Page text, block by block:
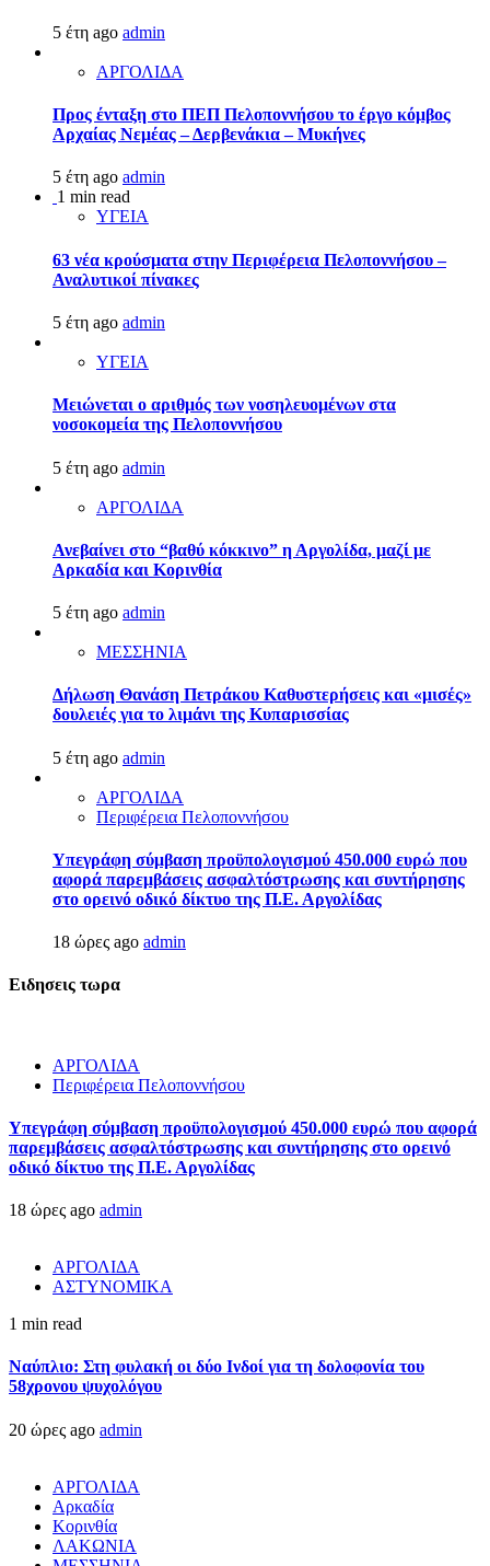
5 έτη ago admin
ΑΡΓΟΛΙΔΑ
Προς ένταξη στο ΠΕΠ Πελοποννήσου το έργο κόμβος
Αρχαίας Νεμέας – Δερβενάκια – Μυκήνες
5 έτη ago admin
1 min read
ΥΓΕΙΑ
63 νέα κρούσματα στην Περιφέρεια Πελοποννήσου –
Αναλυτικοί πίνακες
5 έτη ago admin
ΥΓΕΙΑ
Μειώνεται ο αριθμός των νοσηλευομένων στα
νοσοκομεία της Πελοποννήσου
5 έτη ago admin
ΑΡΓΟΛΙΔΑ
Ανεβαίνει στο “βαθύ κόκκινο” η Αργολίδα, μαζί με
Αρκαδία και Κορινθία
5 έτη ago admin
ΜΕΣΣΗΝΙΑ
Δήλωση Θανάση Πετράκου Καθυστερήσεις και «μισές»
δουλειές για το λιμάνι της Κυπαρισσίας
5 έτη ago admin
ΑΡΓΟΛΙΔΑ
Περιφέρεια Πελοποννήσου
Υπεγράφη σύμβαση προϋπολογισμού 450.000 ευρώ που
αφορά παρεμβάσεις ασφαλτόστρωσης και συντήρησης
στο ορεινό οδικό δίκτυο της Π.Ε. Αργολίδας
18 ώρες ago admin
Ειδησεις τωρα
ΑΡΓΟΛΙΔΑ
Περιφέρεια Πελοποννήσου
Υπεγράφη σύμβαση προϋπολογισμού 450.000 ευρώ που αφορά
παρεμβάσεις ασφαλτόστρωσης και συντήρησης στο ορεινό
οδικό δίκτυο της Π.Ε. Αργολίδας
18 ώρες ago admin
ΑΡΓΟΛΙΔΑ
ΑΣΤΥΝΟΜΙΚΑ
1 min read
Ναύπλιο: Στη φυλακή οι δύο Ινδοί για τη δολοφονία του
58χρονου ψυχολόγου
20 ώρες ago admin
ΑΡΓΟΛΙΔΑ
Αρκαδία
Κορινθία
ΛΑΚΩΝΙΑ